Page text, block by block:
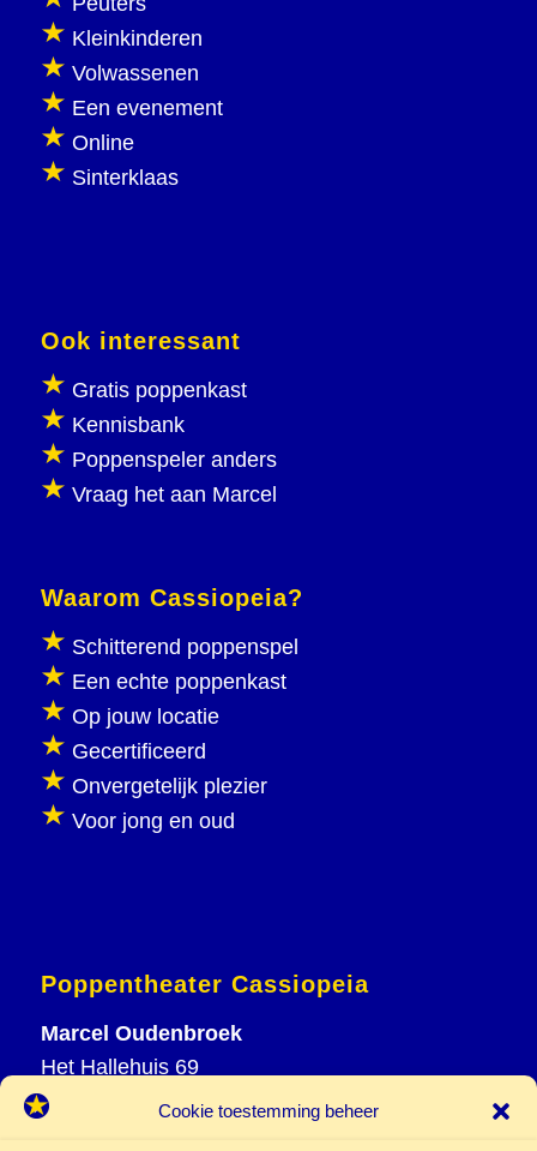
Cookie toestemming beheer
Kleinkinderen
Volwassenen
Een evenement
Online
Sinterklaas
Ook interessant
Gratis poppenkast
Kennisbank
Poppenspeler anders
Vraag het aan Marcel
Waarom Cassiopeia?
Schitterend poppenspel
Een echte poppenkast
Op jouw locatie
Gecertificeerd
Onvergetelijk plezier
Voor jong en oud
Poppentheater Cassiopeia
Marcel Oudenbroek
Het Hallehuis 69
3823 VH Amersfoort